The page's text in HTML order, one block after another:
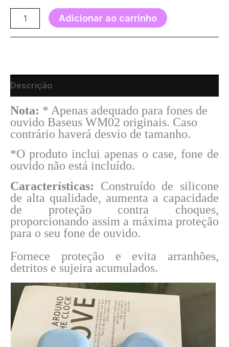
Adicionar ao carrinho
Descrição
Nota: * Apenas adequado para fones de
ouvido Baseus WM02 originais. Caso
contrário haverá desvio de tamanho.
*O produto inclui apenas o case, fone de
ouvido não está incluído.
Características: Construído de silicone
de alta qualidade, aumenta a capacidade
de proteção contra choques,
proporcionando assim a máxima proteção
para o seu fone de ouvido.
Fornece proteção e evita arranhões,
detritos e sujeira acumulados.